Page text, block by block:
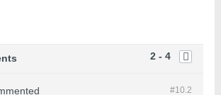
2 - 4
#10.2